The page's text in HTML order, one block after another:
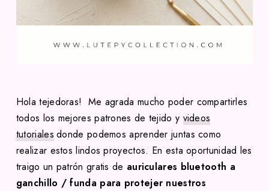
Hola tejedoras! Me agrada mucho poder compartirles
todos los mejores patrones de tejido y videos
tutorialesdonde podemos aprender juntas como
realizar estos lindos proyectos. En esta oportunidad les
traigo un patrón gratis de auriculares bluetooth a
ganchillo / funda para protejer nuestros